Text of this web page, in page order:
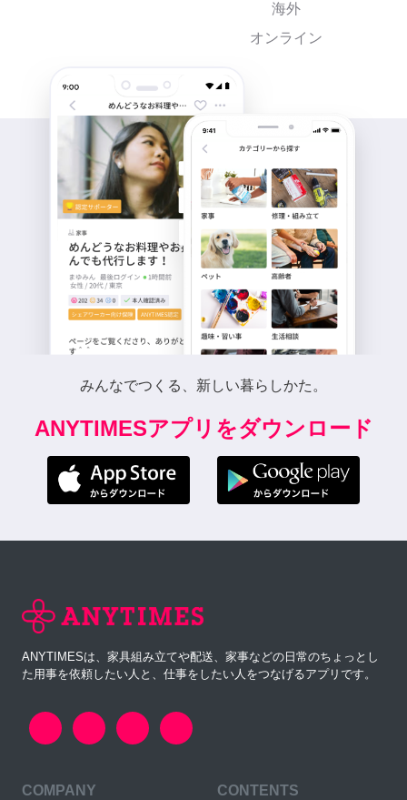
海外
オンライン
みんなでつくる、新しい暮らしかた。
ANYTIMESアプリをダウンロード
ANYTIMESは、家具組み立てや配送、家事などの日常のちょっとし
た用事を依頼したい人と、仕事をしたい人をつなげるアプリです。
COMPANY CONTENTS